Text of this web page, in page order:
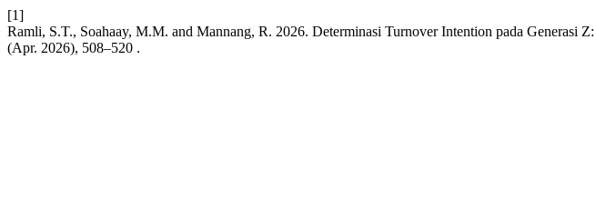
[1]
Ramli, S.T., Soahaay, M.M. and Mannang, R. 2026. Determinasi Turnover Intention pada Generasi
(Apr. 2026), 508–520 .